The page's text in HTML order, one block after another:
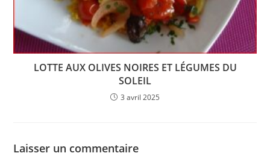
LOTTE AUX OLIVES NOIRES ET LÉGUMES DU
SOLEIL
3 avril 2025
Laisser un commentaire